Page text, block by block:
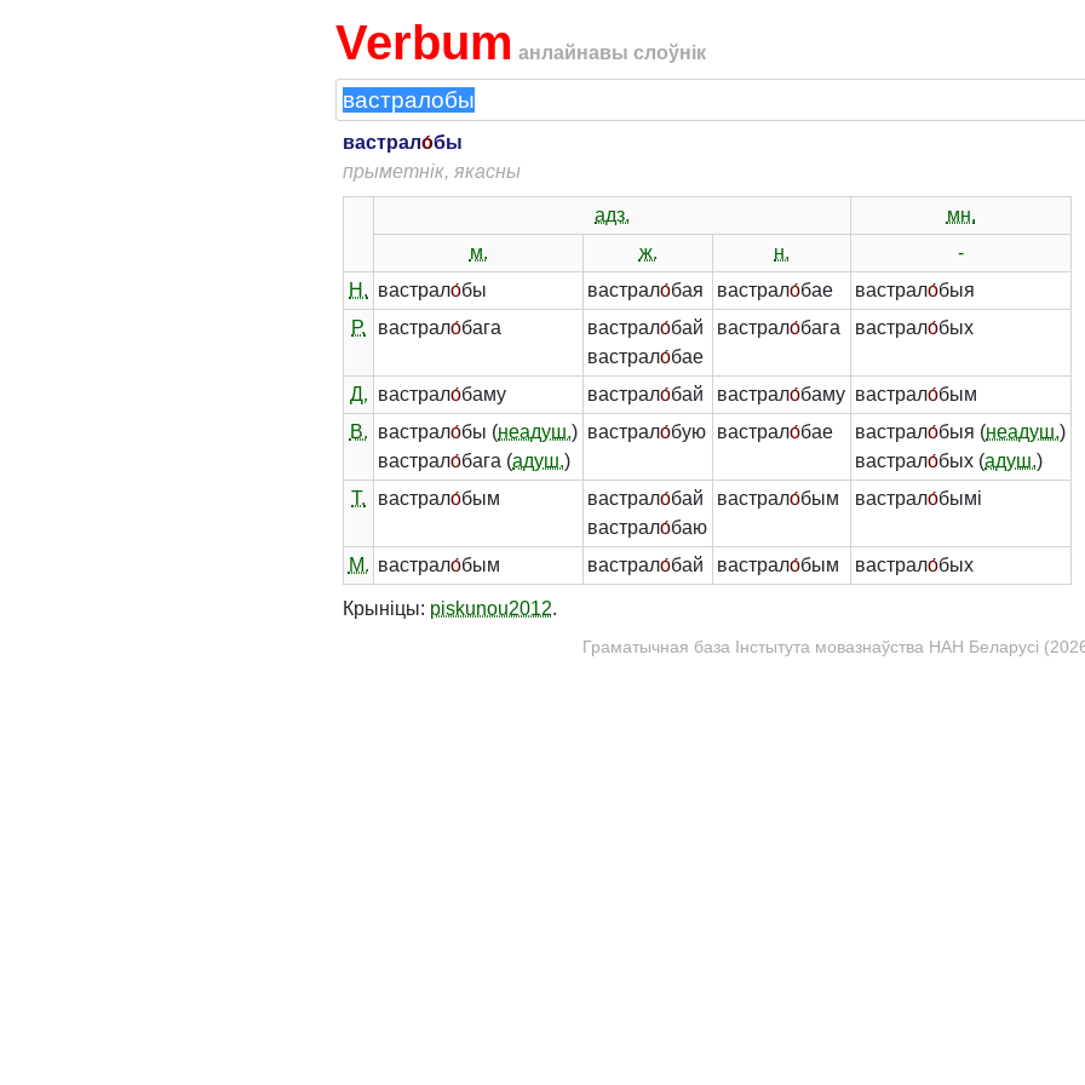
Verbum анлайнавы слоўнік
вастрало́бы
прыметнік, якасны
адз.
мн.
м.
ж. н.
-
Н. вастрало́бы вастрало́бая вастрало́бае вастрало́быя
Р.
вастрало́бага вастрало́бай
вастрало́бае
вастрало́бага вастрало́бых
Д. вастрало́баму вастрало́бай вастрало́баму вастрало́бым
В. вастрало́бы (неадуш.)
вастрало́бага (адуш.)
вастрало́бую вастрало́бае вастрало́быя (неадуш.)
вастрало́бых (адуш.)
Т.
вастрало́бым вастрало́бай
вастрало́баю
вастрало́бым вастрало́бымі
М. вастрало́бым вастрало́бай вастрало́бым вастрало́бых
Крыніцы: piskunou2012.
Граматычная база Інстытута мовазнаўства НАН Беларусі